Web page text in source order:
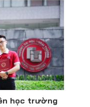
học trường